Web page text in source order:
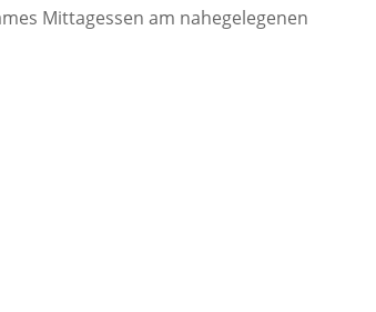
Mittagessen am nahegelegenen